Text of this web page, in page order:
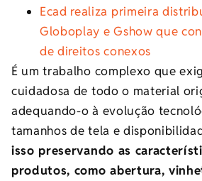
Ecad realiza primeira
Globoplay e Gshow que
de direitos conexos
É um trabalho complexo que
cuidadosa de todo o material
adequando-o à evolução
tamanhos de tela e
isso preservando as
produtos, como abertura,